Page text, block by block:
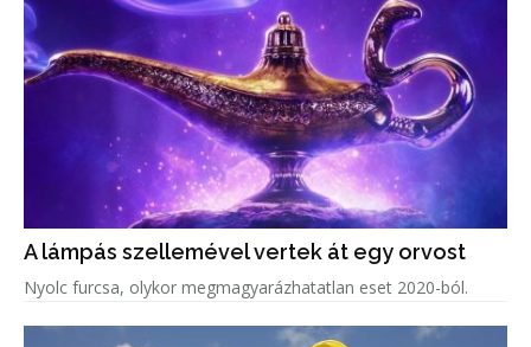
A lámpás szellemével vertek át egy orvost
Nyolc furcsa, olykor megmagyarázhatatlan eset 2020-ból.